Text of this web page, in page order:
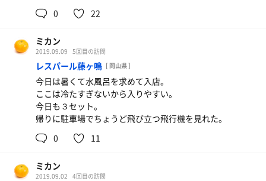
0
22
ミカン
2019.09.09 5回目の訪問
レスパール藤ヶ鳴 [ 岡山県 ]
今日は暑くて水風呂を求めて入店。
ここは冷たすぎないから入りやすい。
今日も３セット。
帰りに駐車場でちょうど飛び立つ飛行機を見れた。
0
11
ミカン
2019.09.02 4回目の訪問